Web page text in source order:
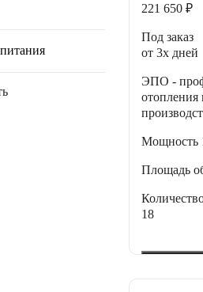
221 650 ₽
Под заказ
от 3х дней
ЭПО -
отопления
Мощность
Площадь
18